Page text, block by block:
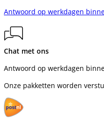
Antwoord op werkdagen
Chat met ons
Antwoord op werkdagen
Onze pakketten worden